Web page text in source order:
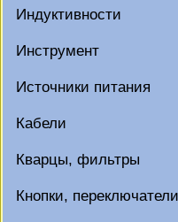
Индуктивности
Инструмент
Источники питания
Кабели
Кварцы, фильтры
Кнопки, переключатели